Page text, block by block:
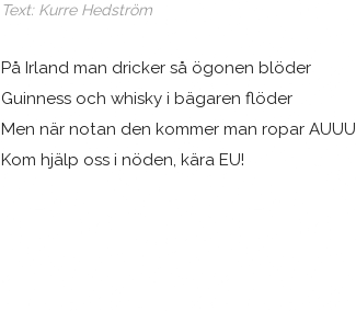
Text: Kurre Hedström
På Irland man dricker så ögonen blöder
Guinness och whisky i bägaren flöder
Men när notan den kommer man ropar AUUU
Kom hjälp oss i nöden, kära EU!